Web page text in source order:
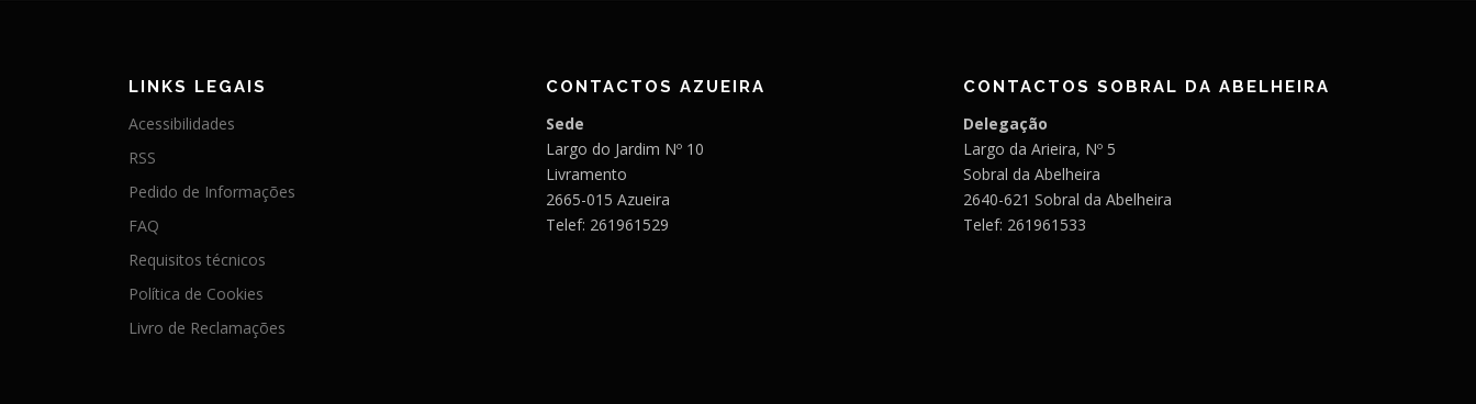
LINKS LEGAIS
Acessibilidades
RSS
Pedido de Informações
FAQ
Requisitos técnicos
Política de Cookies
Livro de Reclamações
CONTACTOS AZUEIRA
Sede
Largo do Jardim Nº 10
Livramento
2665-015 Azueira
Telef: 261961529
CONTACTOS SOBRAL DA ABELHEIRA
Delegação
Largo da Arieira, Nº 5
Sobral da Abelheira
2640-621 Sobral da Abelheira
Telef: 261961533